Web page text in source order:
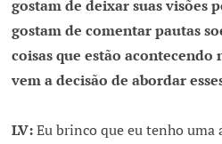
gostam de deixar suas visões
gostam de comentar pautas
coisas que estão acontecendo
vem a decisão de abordar
LV:Eu brinco que eu tenho uma